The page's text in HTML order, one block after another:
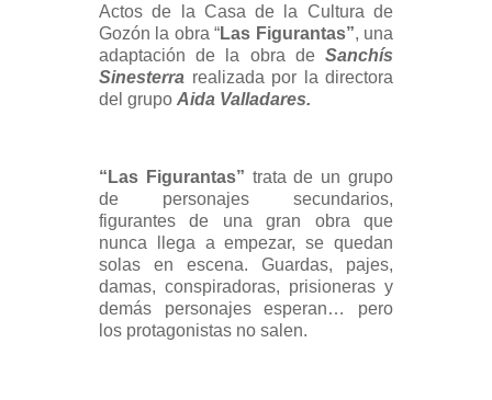
Actos de la Casa de la Cultura de
Gozón la obra “Las Figurantas”, una
adaptación de la obra de Sanchís
Sinesterra realizada por la directora
del grupo Aida Valladares.
“Las Figurantas” trata de un grupo
de personajes secundarios,
figurantes de una gran obra que
nunca llega a empezar, se quedan
solas en escena. Guardas, pajes,
damas, conspiradoras, prisioneras y
demás personajes esperan… pero
los protagonistas no salen.